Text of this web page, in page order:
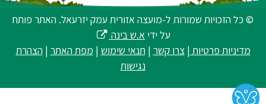
© כל הזכויות שמורות ל-מועצה אזורית עמק יזרעאל. האתר פותח
על ידי א.ש בינה
מדיניות פרטיות |צרו קשר | תנאי שימוש | מפת האתר | הצהרת
נגישות